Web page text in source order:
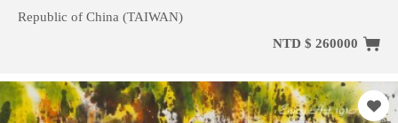
Republic of China (TAIWAN)
NTD $ 260000